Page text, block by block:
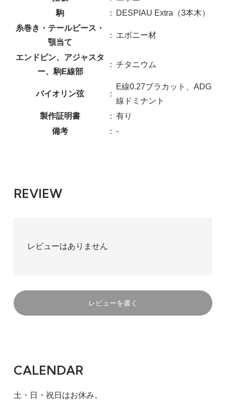
駒
：
DESPIAU Extra（3本木）
糸巻き・テールピース・
顎当て
： エボニー材
エンドピン、アジャスタ
ー、駒E線部
： チタニウム
バイオリン弦 ：
E線0.27ブラカット、ADG
線ドミナント
製作証明書
： 有り
備考
： -
REVIEW
レビューはありません
レビューを書く
CALENDAR
土・日・祝日はお休み。